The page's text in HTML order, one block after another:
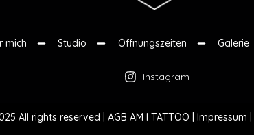
mich Studio Öffnungszeiten Galerie
Instagram
All rights reserved | AGB AM I TATTOO Impressum